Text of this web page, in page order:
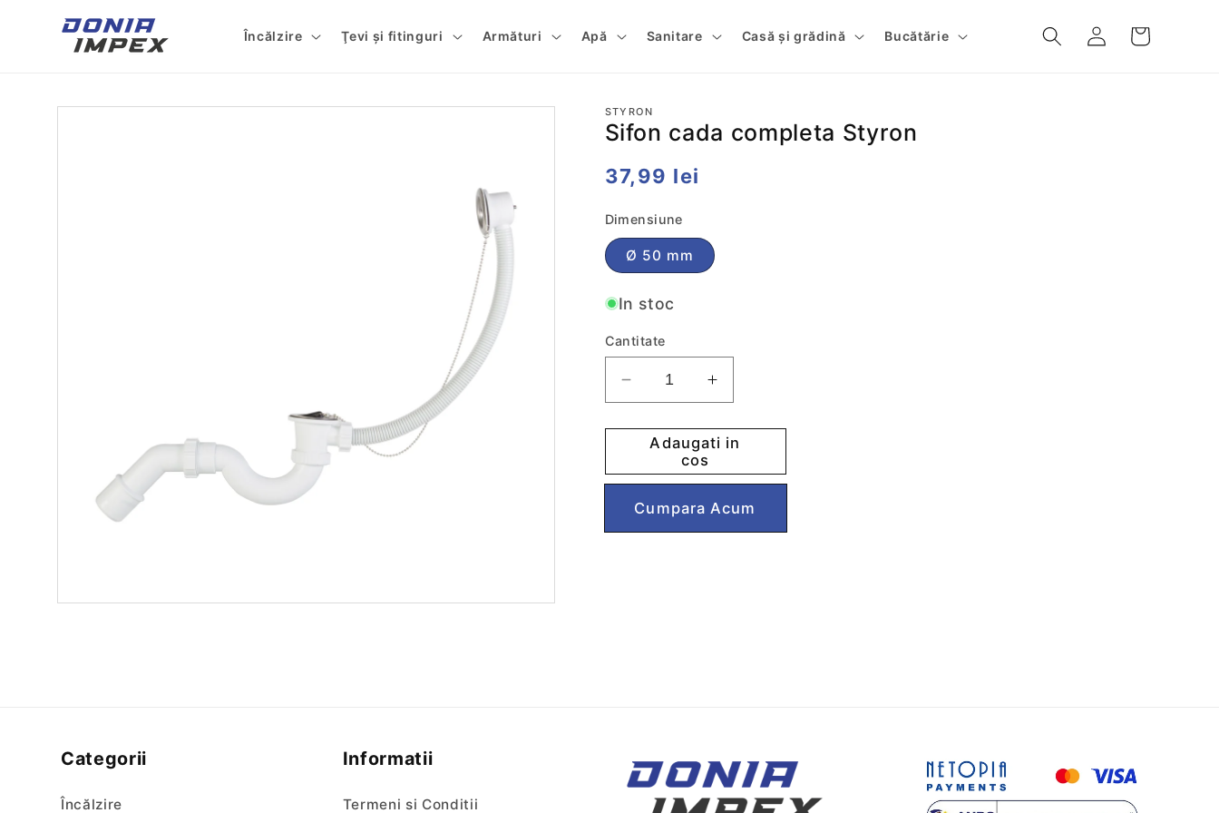
conținut
Încălzire Ţevi şi fitinguri Armături Apă Sanitare Casă și grădină Bucătărie
Conectați-
Cos
Salt la
STYRON
Sifon cada completa Styron
Preț
37,99 lei
Dimensiune
Ø 50 mm
In stoc
Cantitate
Reduceti
cantitatea
pentru
Sifon
cada
Styron
Cresteti
cantitatea
pentru
Sifon
cada
Styron
Adaugati in
cos
Cumpără acum
Categorii
Încălzire
Informatii
Termeni si Conditii